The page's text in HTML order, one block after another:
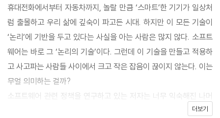
휴대전화에서부터 자동차까지, 놀랄 만큼 ‘스마트’한 기기가 일상처
럼 출몰하고 우리 삶에 깊숙이 파고든 시대. 하지만 이 모든 기술이
‘논리’에 기반을 두고 있다는 사실을 아는 사람은 많지 않다. 소프트
웨어는 바로 그 ‘논리의 기술’이다. 그런데 이 기술을 만들고 적용하
고 사고파는 사람들 사이에서 크고 작은 잡음이 끊이지 않는다. 이는
무얼 의미하는 걸까?
소프트웨어 관련 정책을 연구하고 있는 저자는 너무 익숙해진 나머
더보기